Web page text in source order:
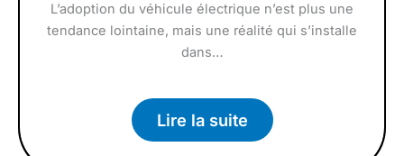
L’adoption du véhicule électrique n’est plus une
tendance lointaine, mais une réalité qui s’installe
dans…
Lire la suite